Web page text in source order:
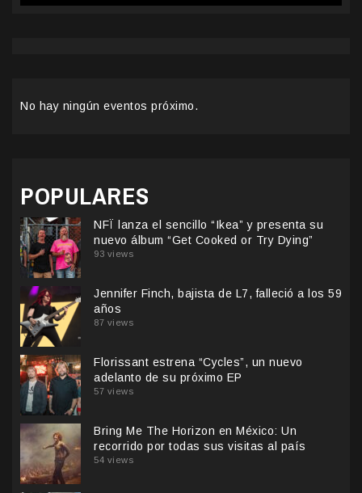
No hay ningún eventos próximo.
POPULARES
NFÏ lanza el sencillo “Ikea” y presenta su
nuevo álbum “Get Cooked or Try Dying”
93 views
Jennifer Finch, bajista de L7, falleció a los 59
años
87 views
Florissant estrena “Cycles”, un nuevo
adelanto de su próximo EP
57 views
Bring Me The Horizon en México: Un
recorrido por todas sus visitas al país
54 views